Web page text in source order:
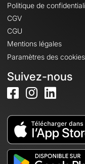
Politique de
CGV
CGU
Mentions légales
Paramètres des cookies
Suivez-nous